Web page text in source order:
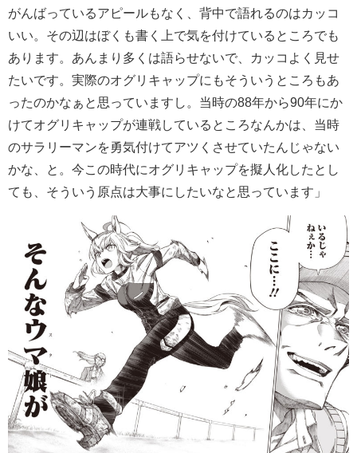
がんばっているアピールもなく、背中で語れるのはカッコ
いい。その辺はぼくも書く上で気を付けているところでも
あります。あんまり多くは語らせないで、カッコよく見せ
たいです。実際のオグリキャップにもそういうところもあ
ったのかなぁと思っていますし。当時の88年から90年にか
けてオグリキャップが連戦しているところなんかは、当時
のサラリーマンを勇気付けてアツくさせていたんじゃない
かな、と。今この時代にオグリキャップを擬人化したとし
ても、そういう原点は大事にしたいなと思っています」